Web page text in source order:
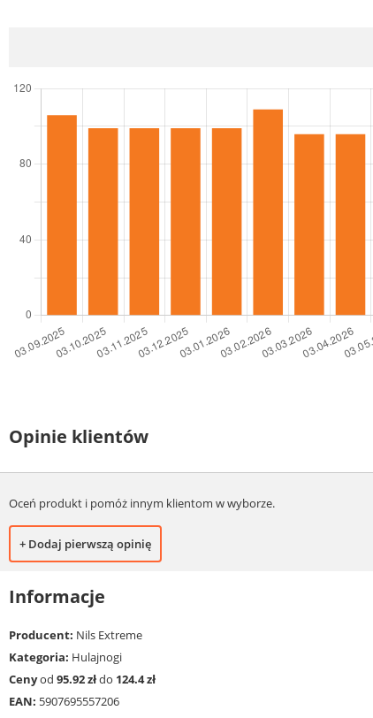
Opinie klientów
Oceń produkt i pomóż innym klientom w wyborze.
+ Dodaj pierwszą opinię
Informacje
Producent: Nils Extreme
Kategoria: Hulajnogi
Cenyod 95.92 złdo 124.4 zł
EAN: 5907695557206